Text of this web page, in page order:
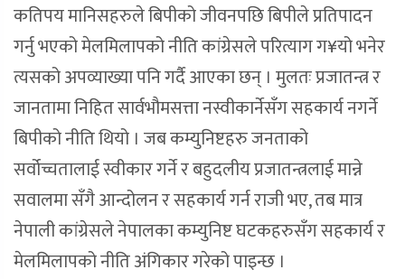
कतिपय मानिसहरुले बिपीको जीवनपछि बिपीले प्रतिपादन
गर्नु भएको मेलमिलापको नीति कांग्रेसले परित्याग ग¥यो भनेर
त्यसको अपव्याख्या पनि गर्दै आएका छन् । मुलतः प्रजातन्त्र र
जानतामा निहित सार्वभौमसत्ता नस्वीकार्नेसँग सहकार्य नगर्ने
बिपीको नीति थियो । जब कम्युनिष्टहरु जनताको
सर्वोच्चतालाई स्वीकार गर्ने र बहुदलीय प्रजातन्त्रलाई मान्ने
सवालमा सँगै आन्दोलन र सहकार्य गर्न राजी भए, तब मात्र
नेपाली कांग्रेसले नेपालका कम्युनिष्ट घटकहरुसँग सहकार्य र
मेलमिलापको नीति अंगिकार गरेको पाइन्छ ।